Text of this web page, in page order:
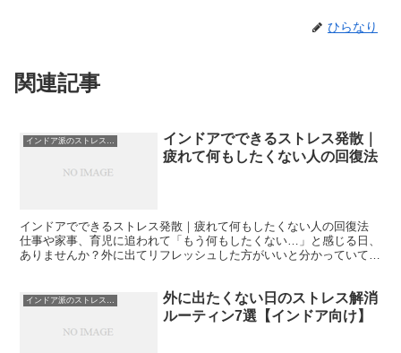
ひらなり
関連記事
インドア派のストレス発散
インドアでできるストレス発散｜
疲れて何もしたくない人の回復法
インドアでできるストレス発散｜疲れて何もしたくない人の回復法
仕事や家事、育児に追われて「もう何もしたくない…」と感じる日、
ありませんか？外に出てリフレッシュした方がいいと分かっていて
インドア派のストレス発散
外に出たくない日のストレス解消
ルーティン7選【インドア向け】